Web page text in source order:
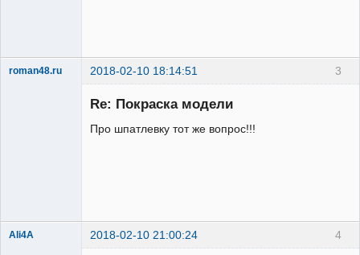
3
roman48.ru 2018-02-10 18:14:51
Re: Покраска модели
Про шпатлевку тот же вопрос!!!
4
Ali4A 2018-02-10 21:00:24